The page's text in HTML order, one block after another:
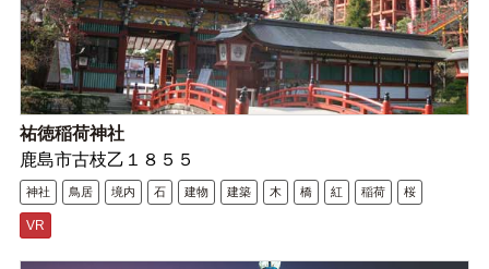
祐徳稲荷神社
鹿島市古枝乙１８５５
神社 鳥居 境内 石 建物 建築 木 橋 紅 稲荷 桜
VR